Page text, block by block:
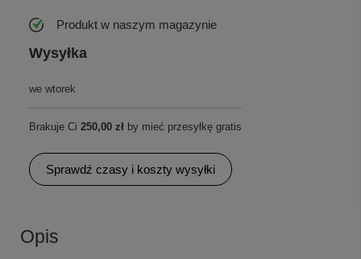
Produkt w naszym magazynie
Wysyłka
we wtorek
Brakuje Ci 250,00 zł by mieć przesyłkę gratis
Sprawdź czasy i koszty wysyłki
Opis